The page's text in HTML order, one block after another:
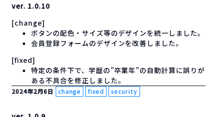
ver. 1.0.10
[change]
ボタンの配色・サイズ等のデザインを統一しました。
会員登録フォームのデザインを改善しました。
[fixed]
特定の条件下で、学歴の”卒業年”の自動計算に誤りが
ある不具合を修正しました。
2024年2月6日 change fixed security